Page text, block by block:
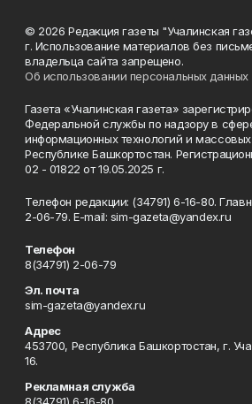
© 2026 Редакция газеты "Учалинская
г. Использование материалов без
владельца сайта запрещено.
Об использовании персональных данных
Газета «Учалинская газета»
Федеральной службы по надзору в
информационных технологий и
Республике Башкортостан.
02 - 01822 от 19.05.2025 г.
Телефон редакции: (34791) 6-16-80.
2-06-79. Е-mаil: sim-gazeta@yandex.ru
Телефон
8(34791) 2-06-79
Эл. почта
sim-gazeta@yandex.ru
Адрес
453700, Республика Башкортостан, г.
16.
Рекламная служба